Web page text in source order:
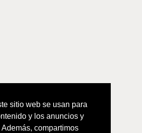
sitio web se usan para
y los anuncios y
compartimos